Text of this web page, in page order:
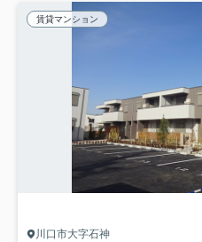
賃貸マンション
川口市大字石神